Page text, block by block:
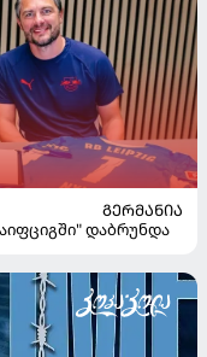
ᲒᲔᲠᲛᲐᲜᲘᲐ
დაბრუნდა